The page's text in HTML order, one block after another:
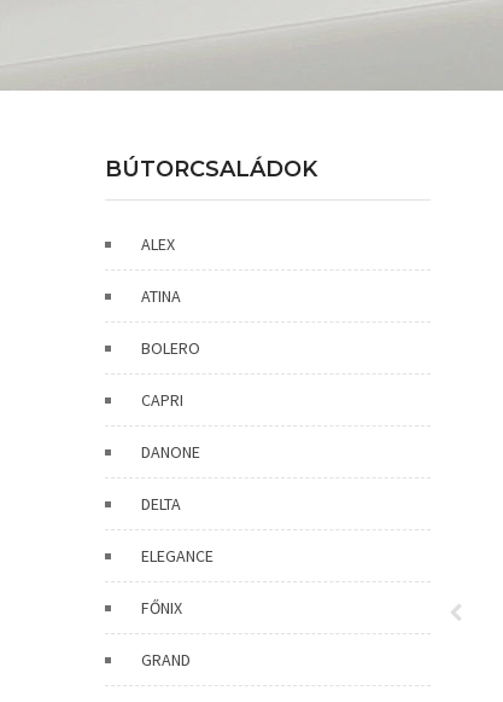
BÚTORCSALÁDOK
ALEX
ATINA
BOLERO
CAPRI
DANONE
DELTA
ELEGANCE
FŐNIX
GRAND